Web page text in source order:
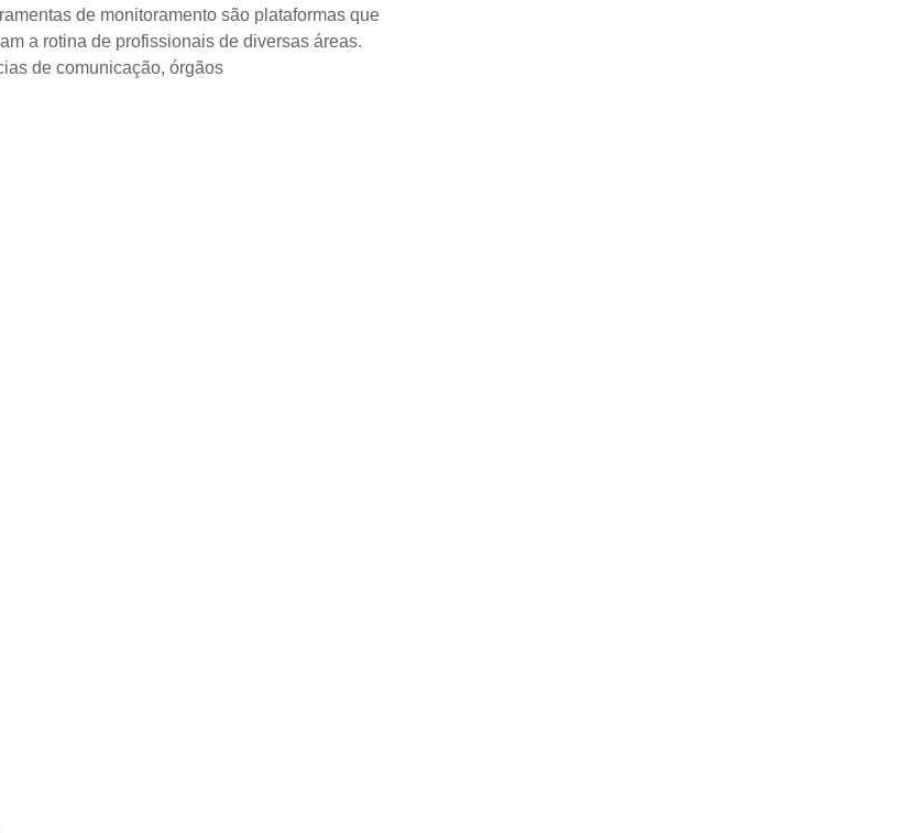
de monitoramento são plataformas que
a rotina de profissionais de diversas áreas.
de comunicação, órgãos